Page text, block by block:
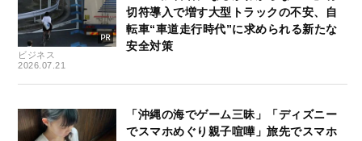
ビジネス
2026.07.21
切符導入で増す大型トラックの不安、自
転車“車道走行時代”に求められる新たな
安全対策
「沖縄の海でゲーム三昧」「ディズニー
でスマホめぐり親子喧嘩」旅先でスマホ